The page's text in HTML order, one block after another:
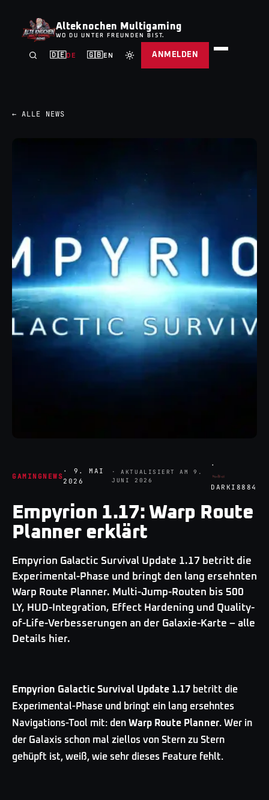
Alteknochen Multigaming
WO DU UNTER FREUNDEN BIST.
🇩🇪DE 🇬🇧EN ANMELDEN
← ALLE NEWS
GAMINGNEWS
· 9. MAI
2026
· AKTUALISIERT AM9.
JUNI 2026
·
DARKI8884
Empyrion 1.17: Warp Route
Planner erklärt
Empyrion Galactic Survival Update 1.17 betritt die
Experimental-Phase und bringt den lang ersehnten
Warp Route Planner. Multi-Jump-Routen bis 500
LY, HUD-Integration, Effect Hardening und Quality-
of-Life-Verbesserungen an der Galaxie-Karte – alle
Details hier.
Empyrion Galactic Survival Update 1.17 betritt die
Experimental-Phase und bringt ein lang ersehntes
Navigations-Tool mit: den Warp Route Planner. Wer in
der Galaxis schon mal ziellos von Stern zu Stern
gehüpft ist, weiß, wie sehr dieses Feature fehlt.